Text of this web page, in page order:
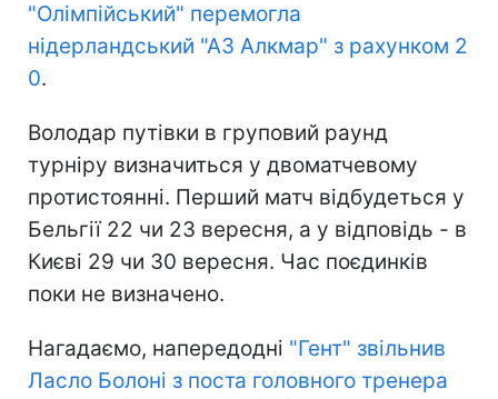
"Олімпійський" перемогла
нідерландський "АЗ Алкмар" з рахунком 2
0.
Володар путівки в груповий раунд
турніру визначиться у двоматчевому
протистоянні. Перший матч відбудеться у
Бельгії 22 чи 23 вересня, а у відповідь - в
Києві 29 чи 30 вересня. Час поєдинків
поки не визначено.
Нагадаємо, напередодні "Гент" звільнив
Ласло Болоні з поста головного тренера